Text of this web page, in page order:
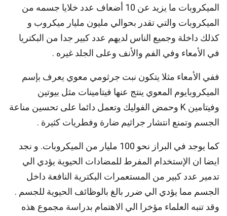
الميكروبات ما يزيد عن 10 أضعاف عدد خلايا جسمه من
الميكروبات والتي تقدر بحوالي مليون مليار ميكروب و
كذلك داخلة وجميع الناس لديهم عدد كبير جدا من البكتريا
في الأمعاء وفي الفم والأنف وعلى الجلد غيره .
ففي الأمعاء مثلا يتكون نبت جرثومي معوي يعرف بإسم
الميكروبايوم المعوي ينتج عنها فيتامينات مثل بيوتين
وفيتامين K وحمض الفوليك وتعمل دائما على تحسين مناعة
الجسم وتمنع انتشار جراثيم ضارة وفطريات كثيرة .
كما يوجد في البراز نحو 100 مليار من الميكروبات. و نجد
ايضا ان الإستخدام المفرط للمضادات الحيوية يؤدي الي
تدمير عدد كبير من المستعمرات البكترية النافعة داخل
الجسم مما يؤدي الي ضرر بالغ بالوظائف الحيوية للجسم .
وقد تنبه العلماء مؤخرا الي الاهتمام بدراسة مجموع هذه